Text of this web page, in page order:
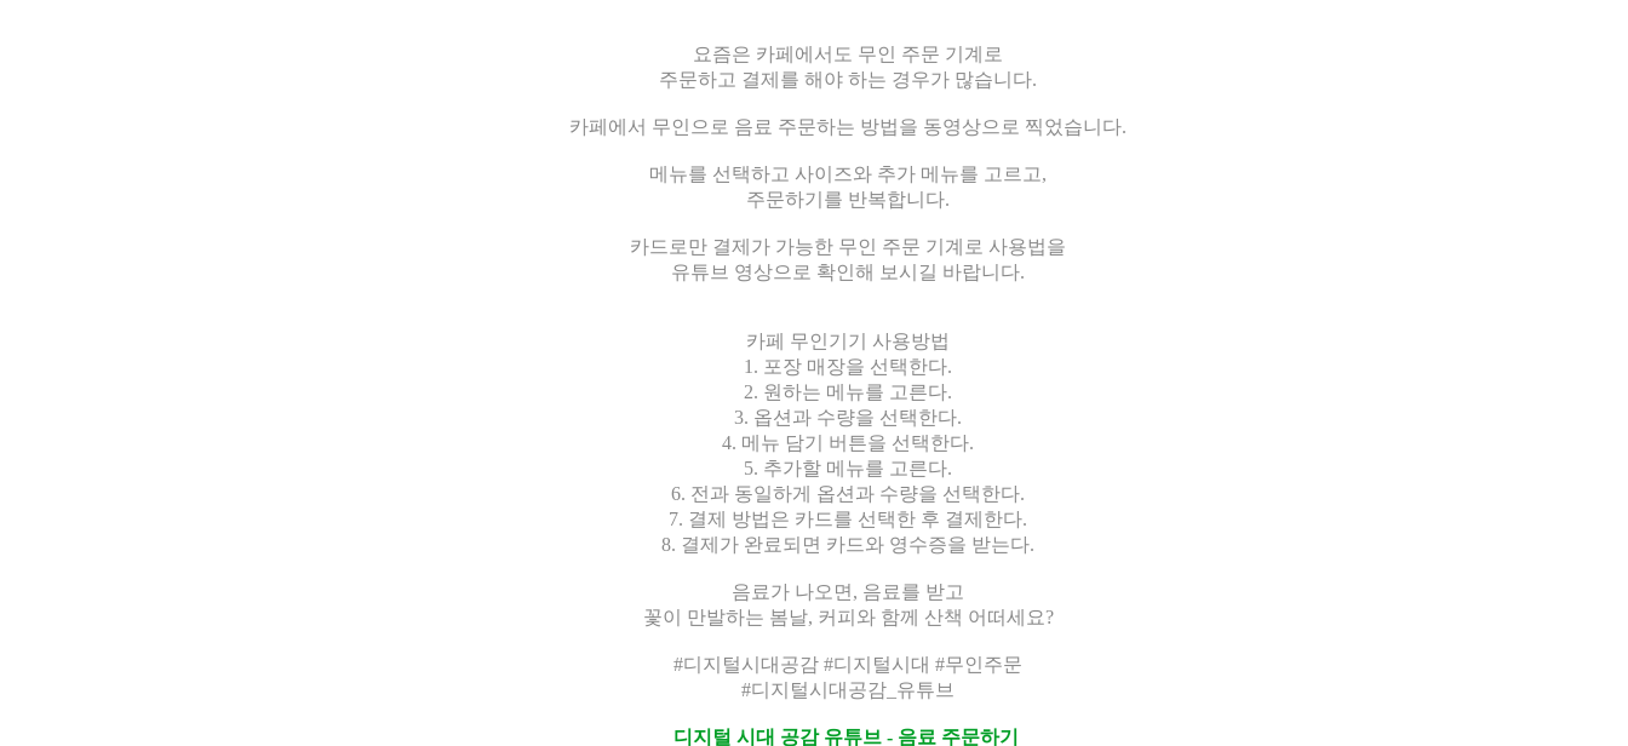
요즘은 카페에서도 무인 주문 기계로
주문하고 결제를 해야 하는 경우가 많습니다.
카페에서 무인으로 음료 주문하는 방법을 동영상으로 찍었습니다.
메뉴를 선택하고 사이즈와 추가 메뉴를 고르고,
주문하기를 반복합니다.
카드로만 결제가 가능한 무인 주문 기계로 사용법을
유튜브 영상으로 확인해 보시길 바랍니다.
카페 무인기기 사용방법
1. 포장 매장을 선택한다.
2. 원하는 메뉴를 고른다.
3. 옵션과 수량을 선택한다.
4. 메뉴 담기 버튼을 선택한다.
5. 추가할 메뉴를 고른다.
6. 전과 동일하게 옵션과 수량을 선택한다.
7. 결제 방법은 카드를 선택한 후 결제한다.
8. 결제가 완료되면 카드와 영수증을 받는다.
음료가 나오면 , 음료를 받고
꽃이 만발하는 봄날, 커피와 함께 산책 어떠세요?
#디지털시대공감 #디지털시대 #무인주문
#디지털시대공감 유튜브
디지털 시대 공감 유튜브 - 음료 주문하기